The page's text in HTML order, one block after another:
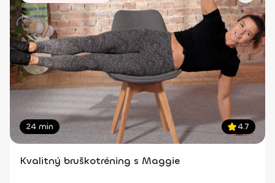
24 min 4.7
Kvalitný bruškotréning s Maggie